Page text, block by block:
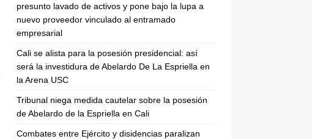
presunto lavado de activos y pone bajo la lupa a
nuevo proveedor vinculado al entramado
empresarial
Cali se alista para la posesión presidencial: así
será la investidura de Abelardo De La Espriella en
la Arena USC
Tribunal niega medida cautelar sobre la posesión
de Abelardo de la Espriella en Cali
Combates entre Ejército y disidencias paralizan